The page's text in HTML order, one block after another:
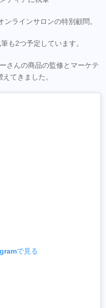
ラインサロンの特別顧問。
も2つ予定しています。
さんの商品の監修とマーケテ
てきました。
で見る